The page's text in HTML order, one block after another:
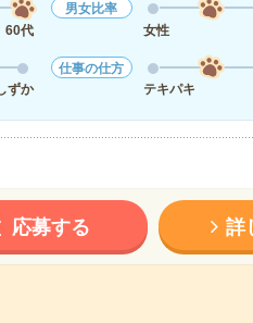
60代
男女比率
女性
ずか
仕事の仕方
テキパキ
応募する 詳